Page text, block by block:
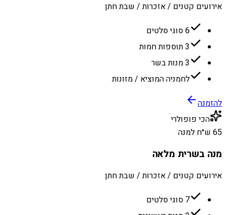
אירועים קטנים / אזכרות / שבת חתן
6 סוגי סלטים
3 תוספות חמות
3 מנות בשר
לחמניה המוציא / מזונות
להזמנה
הכי פופולרי
65 ש״ח למנה
מנה בשרית מלאה
אירועים קטנים / אזכרות / שבת חתן
7 סוגי סלטים